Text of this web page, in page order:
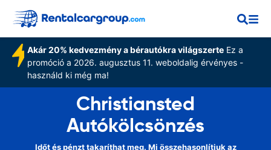
Akár 20% kedvezmény a bérautókra világszerteEz a
promóció a 2026. augusztus 11. weboldalig érvényes -
használd ki még ma!
Christiansted
Autókölcsönzés
Időt és pénzt takaríthat meg. Mi összehasonlítjuk az